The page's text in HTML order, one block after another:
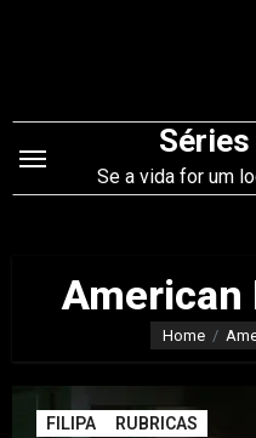
conteúdo
Se a vida for um
American
Home
FILIPA RUBRICAS